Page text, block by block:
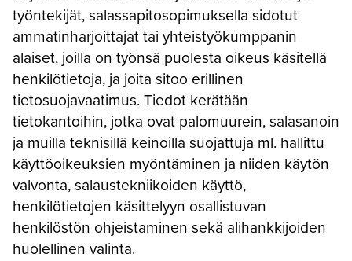
työntekijät, salassapitosopimuksella sidotut
ammatinharjoittajat tai yhteistyökumppanin
alaiset, joilla on työnsä puolesta oikeus käsitellä
henkilötietoja, ja joita sitoo erillinen
tietosuojavaatimus. Tiedot kerätään
tietokantoihin, jotka ovat palomuurein, salasanoin
ja muilla teknisillä keinoilla suojattuja ml. hallittu
käyttöoikeuksien myöntäminen ja niiden käytön
valvonta, salaustekniikoiden käyttö,
henkilötietojen käsittelyyn osallistuvan
henkilöstön ohjeistaminen sekä alihankkijoiden
huolellinen valinta.